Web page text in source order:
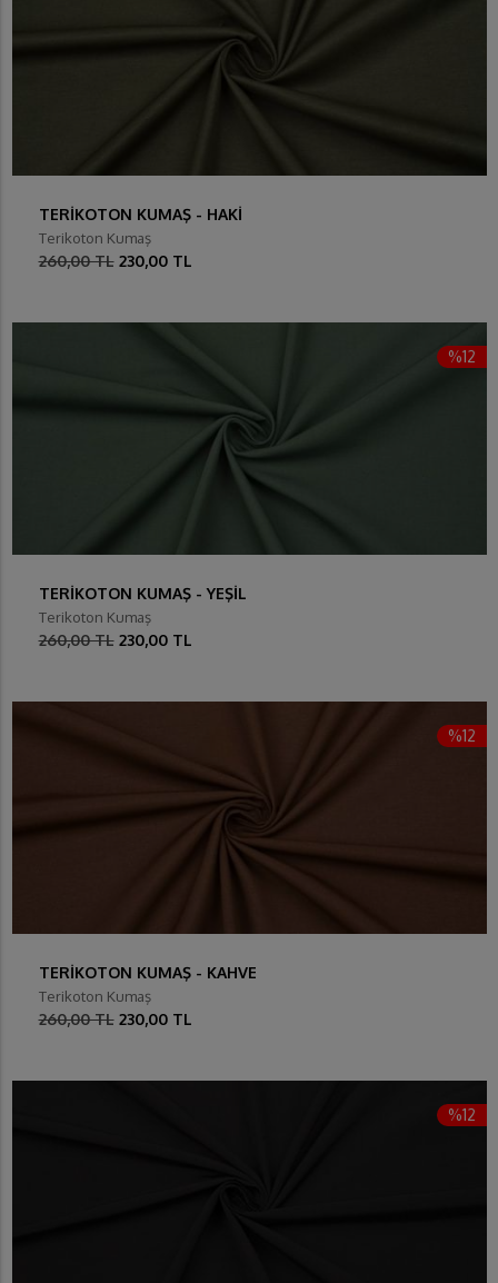
TERİKOTON KUMAŞ - HAKİ
Terikoton Kumaş
260,00 TL 230,00 TL
%12
TERİKOTON KUMAŞ - YEŞİL
Terikoton Kumaş
260,00 TL 230,00 TL
%12
TERİKOTON KUMAŞ - KAHVE
Terikoton Kumaş
260,00 TL 230,00 TL
%12